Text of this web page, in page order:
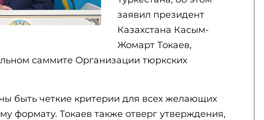
заявил президент
Казахстана Касым-
Жомарт Токаев,
саммите Организации тюркских
быть четкие критерии для всех желающих
формату. Токаев также отверг утверждения,